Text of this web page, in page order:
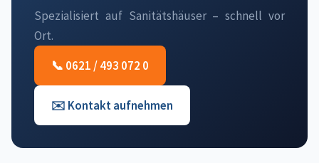
Spezialisiert auf Sanitätshäuser – schnell vor
Ort.
📞 0621 / 493 072 0
✉️ Kontakt aufnehmen